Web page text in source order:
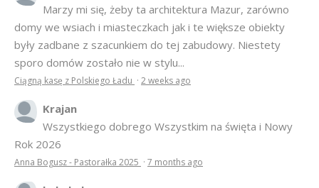
Marzy mi się, żeby ta architektura Mazur, zarówno
domy we wsiach i miasteczkach jak i te większe obiekty
były zadbane z szacunkiem do tej zabudowy. Niestety
sporo domów zostało nie w stylu...
Ciągną kasę z Polskiego Ładu · 2 weeks ago
Krajan
Wszystkiego dobrego Wszystkim na święta i Nowy
Rok 2026
Anna Bogusz - Pastorałka 2025 · 7 months ago